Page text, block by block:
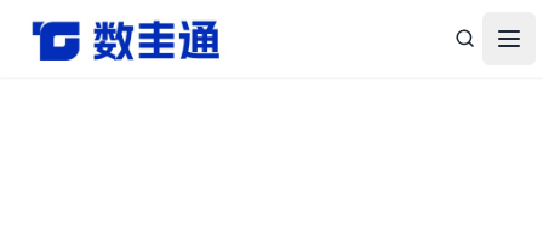
杭州数圭通科技有限公司-让数据安全流动，让数据释放价值
打